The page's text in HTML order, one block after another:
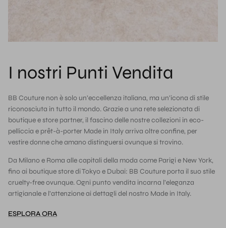
I nostri Punti Vendita
BB Couture non è solo un’eccellenza italiana, ma un’icona di stile
riconosciuta in tutto il mondo. Grazie a una rete selezionata di
boutique e store partner, il fascino delle nostre collezioni in eco-
pelliccia e prêt-à-porter Made in Italy arriva oltre confine, per
vestire donne che amano distinguersi ovunque si trovino.
Da Milano e Roma alle capitali della moda come Parigi e New York,
fino ai boutique store di Tokyo e Dubai: BB Couture porta il suo stile
cruelty-free ovunque. Ogni punto vendita incarna l’eleganza
artigianale e l’attenzione ai dettagli del nostro Made in Italy.
ESPLORA ORA